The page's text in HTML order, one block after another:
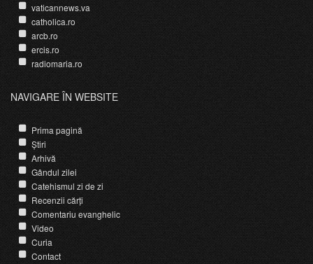
vaticannews.va
catholica.ro
arcb.ro
ercis.ro
radiomaria.ro
NAVIGARE ÎN WEBSITE
Prima pagină
Știri
Arhivă
Gândul zilei
Catehismul zi de zi
Recenzii cărți
Comentariu evanghelic
Video
Curia
Contact